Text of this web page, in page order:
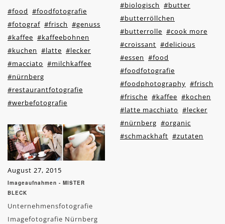
#food #foodfotografie
#fotograf #frisch #genuss
#kaffee #kaffeebohnen
#kuchen #latte #lecker
#macciato #milchkaffee
#nürnberg
#restaurantfotografie
#werbefotografie
August 27, 2015
Imageaufnahmen - MISTER
BLECK
Unternehmensfotografie
Imagefotografie Nürnberg
#biologisch #butter
#butterröllchen
#butterrolle #cook more
#croissant #delicious
#essen #food
#foodfotografie
#foodphotography #frisch
#frische #kaffee #kochen
#latte macchiato #lecker
#nürnberg #organic
#schmackhaft #zutaten